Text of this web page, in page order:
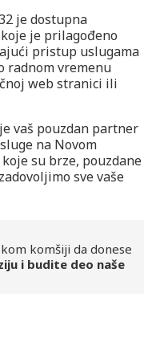
je dostupna
je prilagođeno
pristup uslugama
radnom vremenu
web stranici ili
vaš pouzdan partner
na Novom
su brze, pouzdane
sve vaše
komšiji da donese
i budite deo naše